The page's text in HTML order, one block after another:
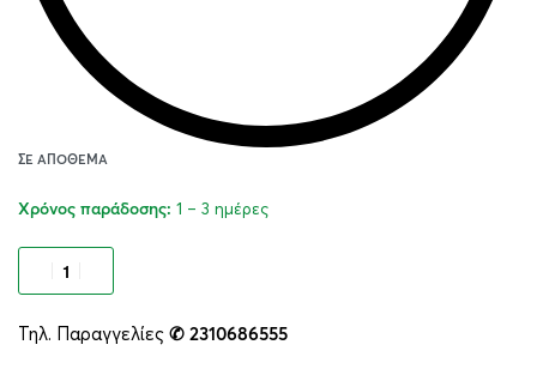
ΣΕ ΑΠΌΘΕΜΑ
Χρόνος παράδοσης: 1 – 3 ημέρες
Τηλ. Παραγγελίες ✆ 2310686555